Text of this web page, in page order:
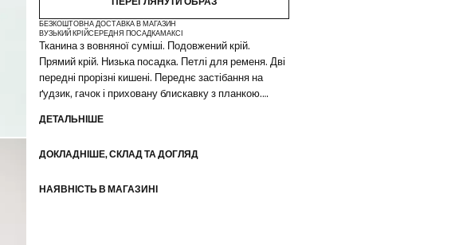
БЕЗКОШТОВНА ДОСТАВКА В МАГАЗИН
ВУЗЬКИЙ КРІЙСЕРЕДНЯ ПОСАДКАМАКСІ
Тканина з вовняної суміші. Подовжений крій.
Прямий крій. Низька посадка. Петлі для ременя. Дві
передні прорізні кишені. Переднє застібання на
ґудзик, гачок і приховану блискавку з планкою.
Колекція Selection. Товар зі знижкою
Добірка вишуканого одягу, виготовленого з якісних
гардеробу для особливих випадків
ДЕТАЛЬНІШЕ
ДОКЛАДНІШЕ, СКЛАД ТА ДОГЛЯД
НАЯВНІСТЬ В МАГАЗИНІ